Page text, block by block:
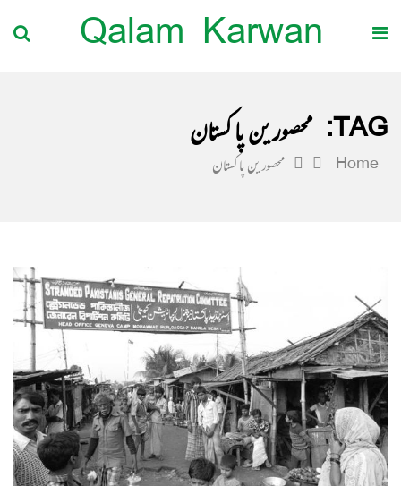
Qalam Karwan
TAG: محصورین پاکستان
Home محصورین پاکستان